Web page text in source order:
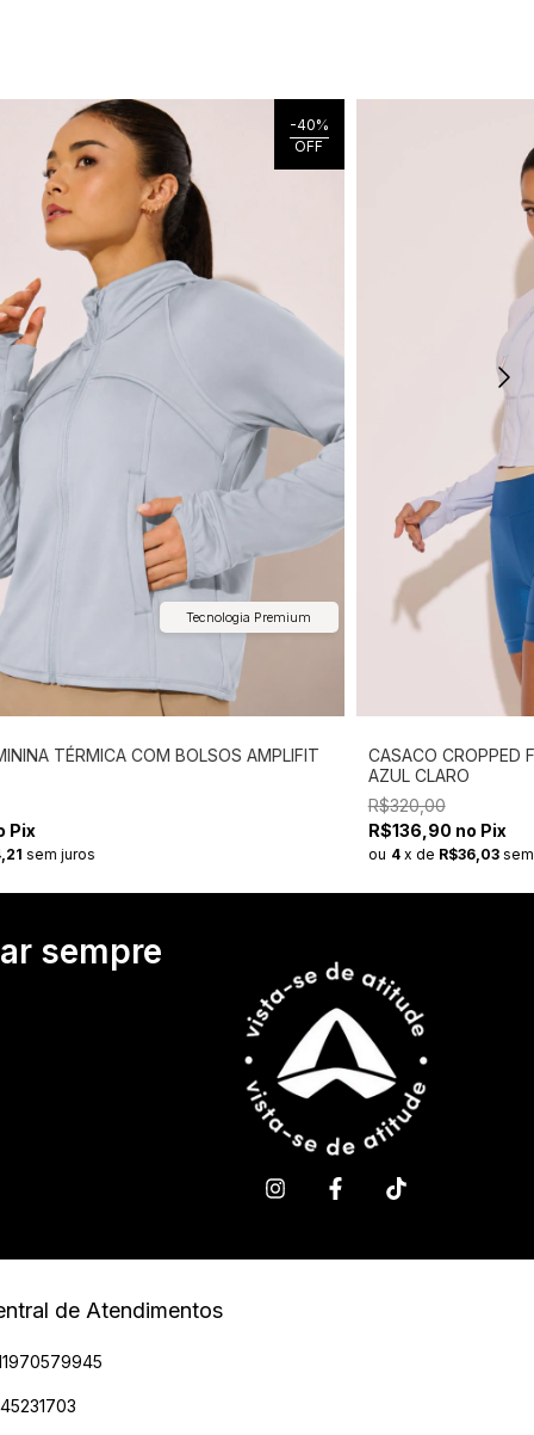
-40%
OFF
Tecnologia Premium
TÉRMICA COM BOLSOS AMPLIFIT
Pix
sem juros
CASACO CROPPED
AZUL CLARO
R$320,00
R$136,90 no Pix
ou 4 x de R$36,03
sempre
de Atendimentos